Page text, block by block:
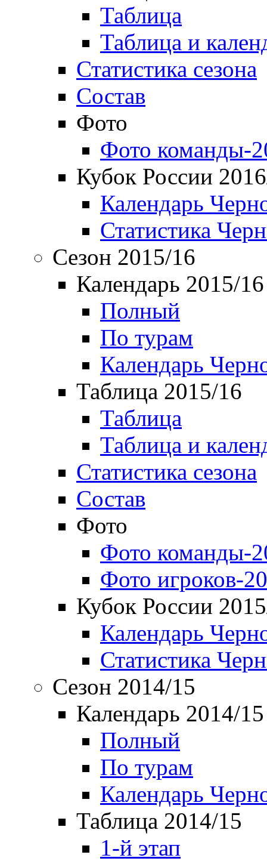
Таблица
Таблица и
Статистика сезона
Состав
Фото
Фото команды-
Кубок России
Календарь
Статистика
Сезон 2015/16
Календарь 2015/16
Полный
По турам
Календарь
Таблица 2015/16
Таблица
Таблица и
Статистика сезона
Состав
Фото
Фото команды-
Фото игроков-
Кубок России
Календарь
Статистика
Сезон 2014/15
Календарь 2014/15
Полный
По турам
Календарь
Таблица 2014/15
1-й этап